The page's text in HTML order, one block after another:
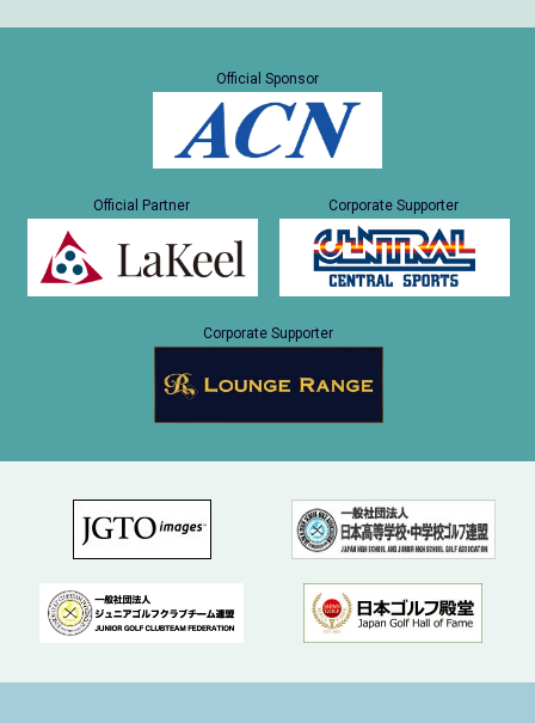
Official Sponsor
Official Partner Corporate Supporter
Corporate Supporter